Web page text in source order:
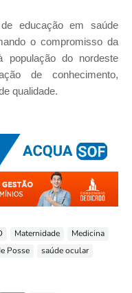
educação em saúde
o compromisso da
população do nordeste
de conhecimento,
qualidade.
Maternidade
Medicina
Posse
saúde ocular